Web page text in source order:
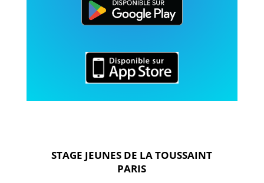
STAGE JEUNES DE LA TOUSSAINT
PARIS